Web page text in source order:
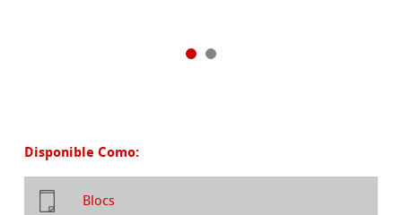
Disponible Como:
Blocs